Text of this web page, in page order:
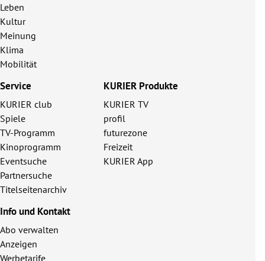
Leben
Kultur
Meinung
Klima
Mobilität
Service
KURIER club
Spiele
TV-Programm
Kinoprogramm
Eventsuche
Partnersuche
Titelseitenarchiv
KURIER Produkte
KURIER TV
profil
futurezone
Freizeit
KURIER App
Info und Kontakt
Abo verwalten
Anzeigen
Werbetarife